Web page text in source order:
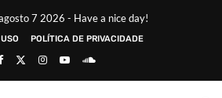
7 2026 - Have a nice day!
POLÍTICA DE PRIVACIDADE